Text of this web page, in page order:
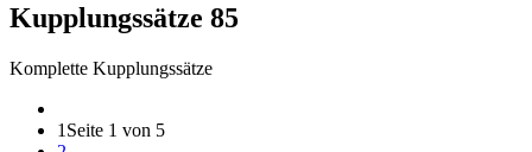
Kupplungssätze 85
Komplette Kupplungssätze
1 Seite 1 von 5